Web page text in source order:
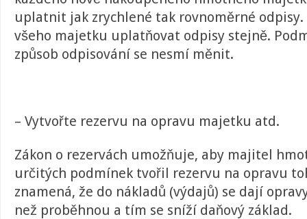
uplatnit jak zrychlené tak rovnoměrné
všeho majetku uplatňovat odpisy stejně.
způsob odpisování se nesmí měnit.
– Vytvořte rezervu na opravu majetku atd.
Zákon o rezervách umožňuje, aby majitel
určitých podmínek tvořil rezervu na opravu
znamená, že do nákladů (výdajů) se dají
než proběhnou a tím se sníží daňový základ.